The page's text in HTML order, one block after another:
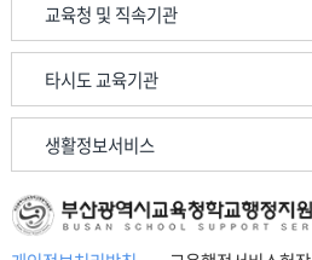
교육청 및 직속기관
타시도 교육기관
생활정보서비스